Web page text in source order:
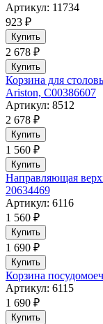
Артикул: 11734
923 ₽
Купить
2 678 ₽
Купить
Корзина для
Ariston, C00386607
Артикул: 8512
2 678 ₽
Купить
1 560 ₽
Купить
Направляющая
20634469
Артикул: 6116
1 560 ₽
Купить
1 690 ₽
Купить
Корзина
Артикул: 6115
1 690 ₽
Купить